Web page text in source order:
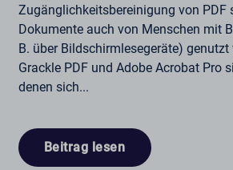
Zugänglichkeitsbereinigung von PDF
Dokumente auch von Menschen mit
B. über Bildschirmlesegeräte) genutzt
Grackle PDF und Adobe Acrobat Pro
denen sich...
Beitrag lesen